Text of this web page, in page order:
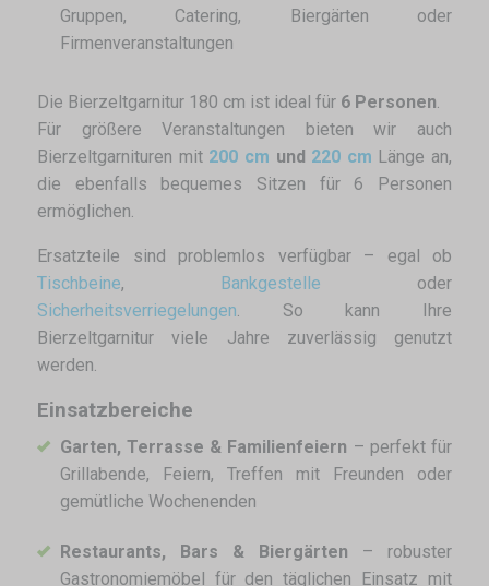
Gruppen, Catering, Biergärten oder
Firmenveranstaltungen
Die Bierzeltgarnitur 180 cm ist ideal für 6 Personen
Für größere Veranstaltungen bieten wir auch
Bierzeltgarnituren mit 200 cm und 220 cm Länge an,
die ebenfalls bequemes Sitzen für 6 Personen
ermöglichen.
Ersatzteile sind problemlos verfügbar – egal ob
Tischbeine, Bankgestelle oder
Sicherheitsverriegelungen . So kann Ihre
Bierzeltgarnitur viele Jahre zuverlässig genutzt
werden.
Einsatzbereiche
Garten, Terrasse & Familienfeiern – perfekt für
Grillabende, Feiern, Treffen mit Freunden oder
gemütliche Wochenenden
Restaurants, Bars & Biergärten – robuster
Gastronomiemöbel für den täglichen Einsatz mit